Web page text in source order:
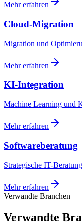
Mehr erfahren
Cloud-Migration
Migration und
Mehr erfahren
KI-Integration
Machine Learning und
Mehr erfahren
Softwareberatung
Strategische IT-
Mehr erfahren
Verwandte Branchen
Verwandte